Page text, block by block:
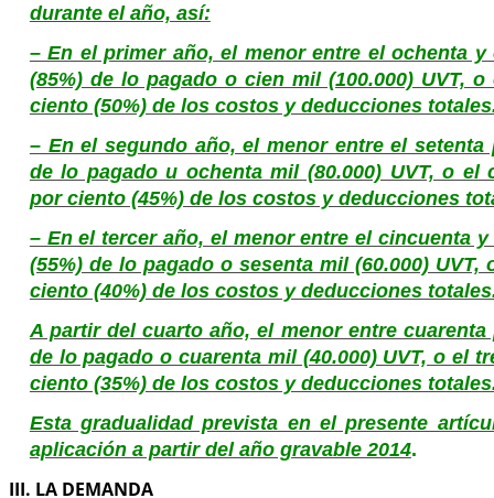
durante el año, así:
– En el primer año, el menor entre el ochenta
(85%) de lo pagado o cien mil (100.000) UVT,
ciento (50%) de los costos y deducciones
– En el segundo año, el menor entre el setenta
de lo pagado u ochenta mil (80.000) UVT, o el
por ciento (45%) de los costos y deducciones
– En el tercer año, el menor entre el cincuenta
(55%) de lo pagado o sesenta mil (60.000) UVT,
ciento (40%) de los costos y deducciones
A partir del cuarto año, el menor entre cuarenta
de lo pagado o cuarenta mil (40.000) UVT, o el
ciento (35%) de los costos y deducciones
Esta gradualidad prevista en el presente
aplicación a partir del año gravable 2014.
III. LA DEMANDA